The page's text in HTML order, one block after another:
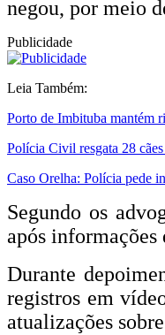
negou, por meio
Publicidade
Leia Também:
Porto de Imbituba mantém
Polícia Civil resgata 28
Caso Orelha: Polícia pede
Segundo os
após
Durante
registros em
atualizações